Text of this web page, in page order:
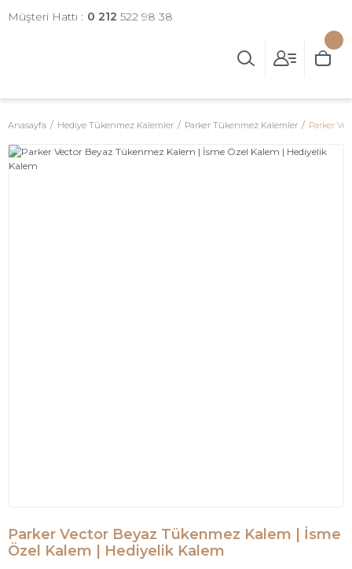
Müşteri Hattı : 0 212 522 98 38
Anasayfa Hediye Tükenmez Kalemler Parker Tükenmez Kalemler Parker
Parker Vector Beyaz Tükenmez Kalem | İsme
Özel Kalem | Hediyelik Kalem